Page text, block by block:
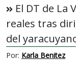
El DT de La
reales tras
del
Por: Karla Benitez